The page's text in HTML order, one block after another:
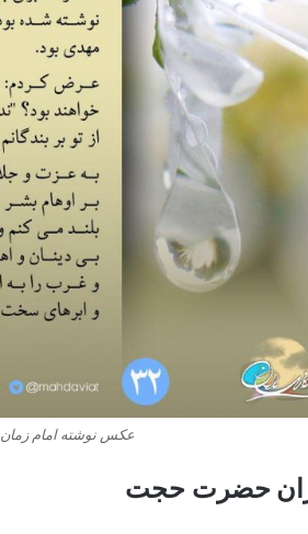
عکس نوشته امام زمان
حضرت حجت